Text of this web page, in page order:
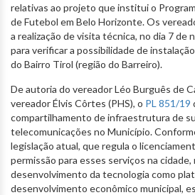
relativas ao projeto que institui o
de Futebol em Belo Horizonte. Os
a realização de visita técnica, no dia 7 de
para verificar a possibilidade de
do Bairro Tirol (região do Barreiro).
De autoria do vereador Léo Burguês de
vereador Élvis Côrtes (PHS), o PL 851/19
compartilhamento de infraestrutura de
telecomunicações no Município.
legislação atual, que regula o
permissão para esses serviços na
desenvolvimento da tecnologia como
desenvolvimento econômico municipal,